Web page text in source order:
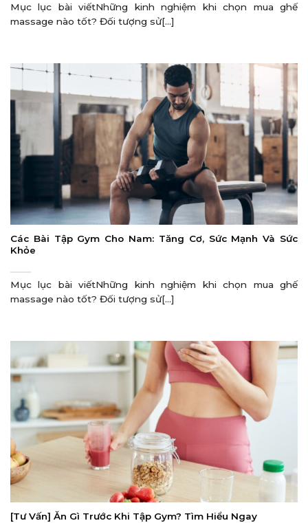
Mục lục bài viếtNhững kinh nghiệm khi chọn mua ghế
massage nào tốt? Đối tượng sử[...]
Các Bài Tập Gym Cho Nam: Tăng Cơ, Sức Mạnh Và Sức
Khỏe
Mục lục bài viếtNhững kinh nghiệm khi chọn mua ghế
massage nào tốt? Đối tượng sử[...]
[Tư Vấn] Ăn Gì Trước Khi Tập Gym? Tìm Hiểu Ngay